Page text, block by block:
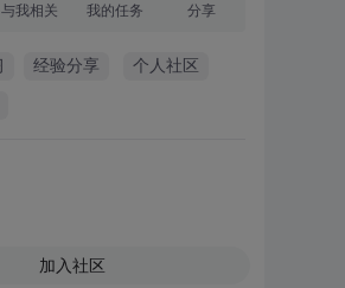
与我相关 我的任务 分享
经验分享 个人社区
加入社区